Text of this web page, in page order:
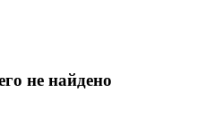
не найдено